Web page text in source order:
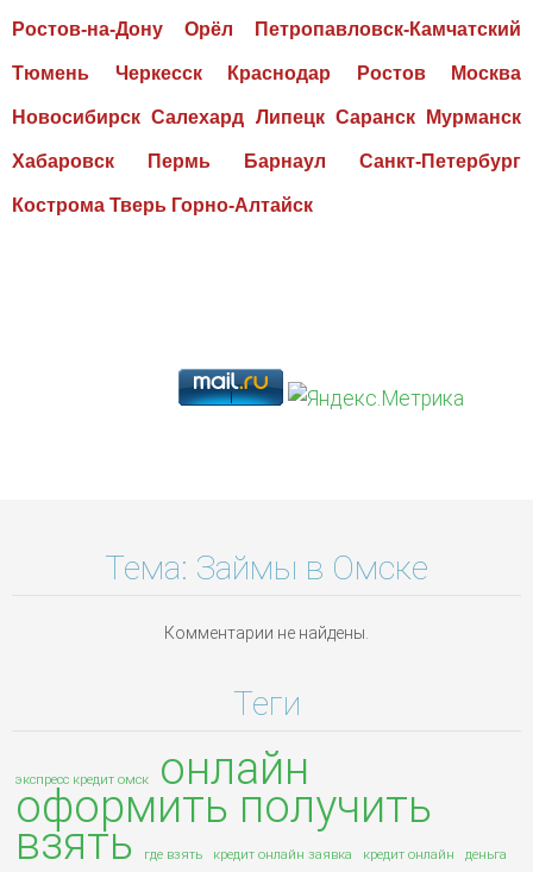
Ростов-на-Дону Орёл Петропавловск-Камчатский
Тюмень Черкесск Краснодар Ростов Москва
Новосибирск Салехард Липецк Саранск Мурманск
Хабаровск Пермь Барнаул Санкт-Петербург
Кострома Тверь Горно-Алтайск
Тема: Займы в Омске
Комментарии не найдены.
Теги
экспресс кредит омск онлайн
оформить получить
взять где взять кредит онлайн заявка кредит онлайн
деньга